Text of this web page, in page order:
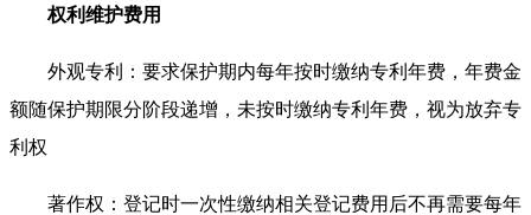
权利维护费用
外观专利：要求保护期内每年按时缴纳专利年费，年费金
额随保护期限分阶段递增，未按时缴纳专利年费，视为放弃专
利权
著作权：登记时一次性缴纳相关登记费用后不再需要每年